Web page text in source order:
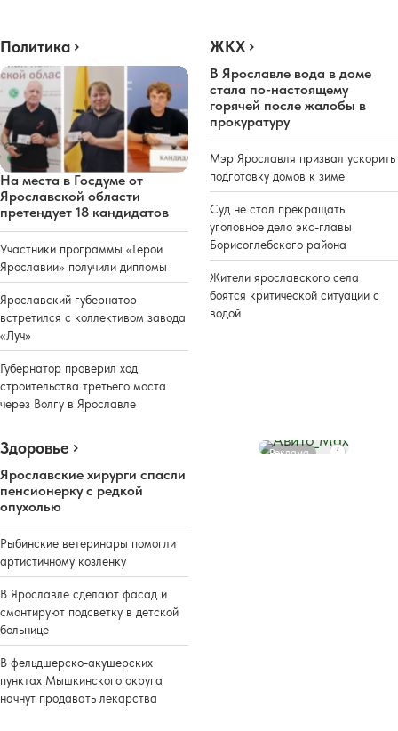
Политика
На места в Госдуме от
Ярославской области
претендует 18 кандидатов
Участники программы «Герои
Ярославии» получили дипломы
Ярославский губернатор
встретился с коллективом завода
«Луч»
Губернатор проверил ход
строительства третьего моста
через Волгу в Ярославле
ЖКХ
В Ярославле вода в доме
стала по-настоящему
горячей после жалобы в
прокуратуру
Мэр Ярославля призвал ускорить
подготовку домов к зиме
Суд не стал прекращать
уголовное дело экс-главы
Борисоглебского района
Жители ярославского села
боятся критической ситуации с
водой
Здоровье
Ярославские хирурги спасли
пенсионерку с редкой
опухолью
Рыбинские ветеринары помогли
артистичному козленку
В Ярославле сделают фасад и
смонтируют подсветку в детской
больнице
В фельдшерско-акушерских
пунктах Мышкинского округа
начнут продавать лекарства
Реклама